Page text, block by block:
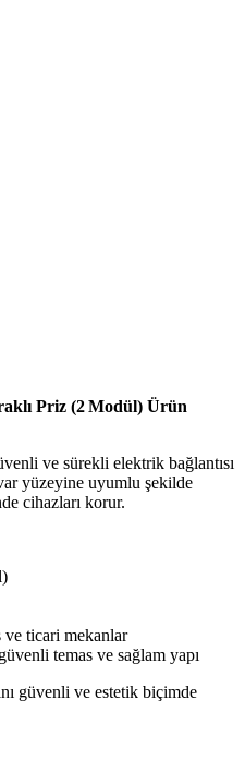
Priz (2 Modül) Ürün
ve sürekli elektrik bağlantısı
yüzeyine uyumlu şekilde
cihazları korur.
ticari mekanlar
temas ve sağlam yapı
güvenli ve estetik biçimde